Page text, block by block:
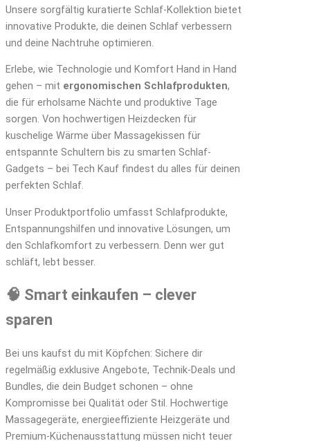
Unsere sorgfältig kuratierte Schlaf-Kollektion bietet
innovative Produkte, die deinen Schlaf verbessern
und deine Nachtruhe optimieren.
Erlebe, wie Technologie und Komfort Hand in Hand
gehen – mit ergonomischen Schlafprodukten,
die für erholsame Nächte und produktive Tage
sorgen. Von hochwertigen Heizdecken für
kuschelige Wärme über Massagekissen für
entspannte Schultern bis zu smarten Schlaf-
Gadgets – bei Tech Kauf findest du alles für deinen
perfekten Schlaf.
Unser Produktportfolio umfasst Schlafprodukte,
Entspannungshilfen und innovative Lösungen, um
den Schlafkomfort zu verbessern. Denn wer gut
schläft, lebt besser.
🧠 Smart einkaufen – clever
sparen
Bei uns kaufst du mit Köpfchen: Sichere dir
regelmäßig exklusive Angebote, Technik-Deals und
Bundles, die dein Budget schonen – ohne
Kompromisse bei Qualität oder Stil. Hochwertige
Massagegeräte, energieeffiziente Heizgeräte und
Premium-Küchenausstattung müssen nicht teuer